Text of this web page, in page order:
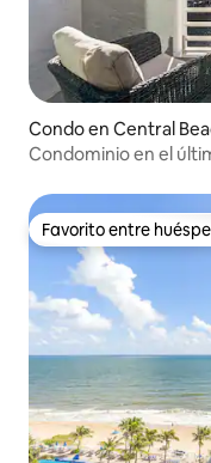
Condo en Central
Condominio en el
Favorito entre
Favorito entre